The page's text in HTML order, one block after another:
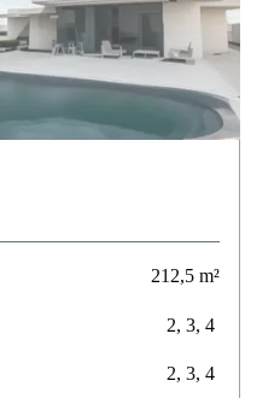
212,5 m²
2, 3, 4
2, 3, 4